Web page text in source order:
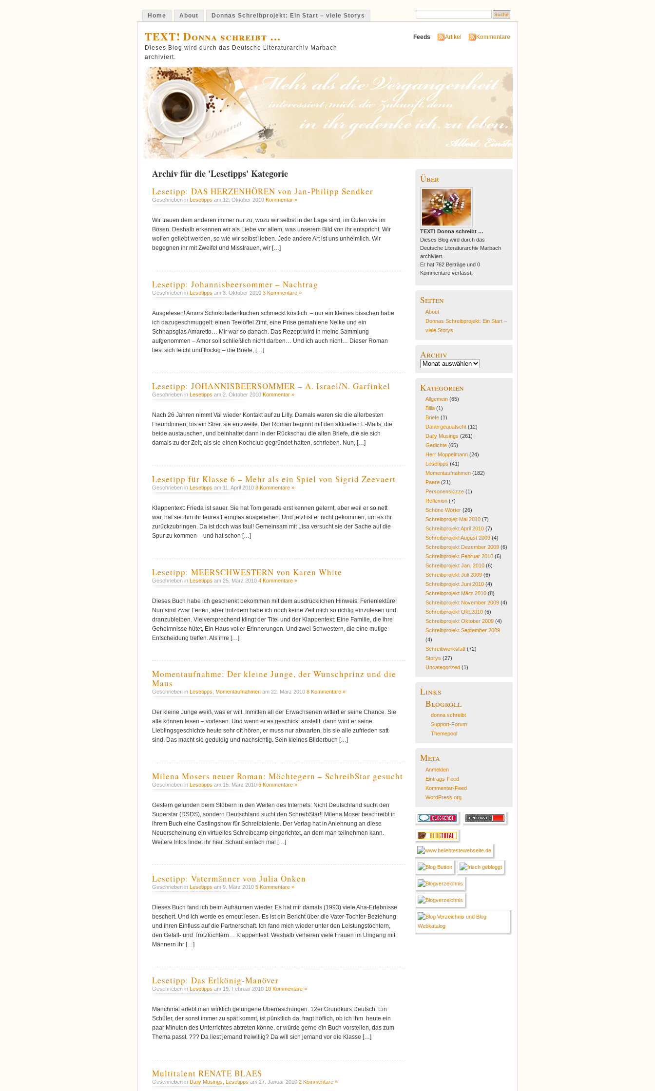
Home About Donnas Schreibprojekt: Ein Start – viele Storys
TEXT! Donna schreibt …
Dieses Blog wird durch das Deutsche Literaturarchiv Marbach
archiviert.
Feeds Artikel Kommentare
Archiv für die 'Lesetipps' Kategorie
Lesetipp: DAS HERZENHÖREN von Jan-Philipp Sendker
Geschrieben in Lesetipps am 12. Oktober 2010 Kommentar »
Wir trauen dem anderen immer nur zu, wozu wir selbst in der Lage sind, im Guten wie im
Bösen. Deshalb erkennen wir als Liebe vor allem, was unserem Bild von ihr entspricht. Wir
wollen geliebt werden, so wie wir selbst lieben. Jede andere Art ist uns unheimlich. Wir
begegnen ihr mit Zweifel und Misstrauen, wir […]
Lesetipp: Johannisbeersommer – Nachtrag
Geschrieben in Lesetipps am 3. Oktober 2010 3 Kommentare »
Ausgelesen! Amors Schokoladenkuchen schmeckt köstlich – nur ein kleines bisschen habe
ich dazugeschmuggelt: einen Teelöffel Zimt, eine Prise gemahlene Nelke und ein
Schnapsglas Amaretto… Mir war so danach. Das Rezept wird in meine Sammlung
aufgenommen – Amor soll schließlich nicht darben… Und ich auch nicht… Dieser Roman
liest sich leicht und flockig – die Briefe, […]
Lesetipp: JOHANNISBEERSOMMER – A. Israel/N. Garfinkel
Geschrieben in Lesetipps am 2. Oktober 2010 Kommentar »
Nach 26 Jahren nimmt Val wieder Kontakt auf zu Lilly. Damals waren sie die allerbesten
Freundinnen, bis ein Streit sie entzweite. Der Roman beginnt mit den aktuellen E-Mails, die
beide austauschen, und beinhaltet dann in der Rückschau die alten Briefe, die sie sich
damals zu der Zeit, als sie einen Kochclub gegründet hatten, schrieben. Nun, […]
Lesetipp für Klasse 6 – Mehr als ein Spiel von Sigrid Zeevaert
Geschrieben in Lesetipps am 11. April 2010 8 Kommentare »
Klappentext: Frieda ist sauer. Sie hat Tom gerade erst kennen gelernt, aber weil er so nett
war, hat sie ihm ihr teures Fernglas ausgeliehen. Und jetzt ist er nicht gekommen, um es ihr
zurückzubringen. Da ist doch was faul! Gemeinsam mit Lisa versucht sie der Sache auf die
Spur zu kommen – und hat schon […]
Lesetipp: MEERSCHWESTERN von Karen White
Geschrieben in Lesetipps am 25. März 2010 4 Kommentare »
Dieses Buch habe ich geschenkt bekommen mit dem ausdrücklichen Hinweis: Ferienlektüre!
Nun sind zwar Ferien, aber trotzdem habe ich noch keine Zeit mich so richtig einzulesen und
dranzubleiben. Vielversprechend klingt der Titel und der Klappentext: Eine Familie, die ihre
Geheimnisse hütet, Ein Haus voller Erinnerungen. Und zwei Schwestern, die eine mutige
Entscheidung treffen. Als ihre […]
Momentaufnahme: Der kleine Junge, der Wunschprinz und die
Maus
Geschrieben in Lesetipps Momentaufnahmen am 22. März 2010 8 Kommentare »
Der kleine Junge weiß, was er will. Inmitten all der Erwachsenen wittert er seine Chance. Sie
alle können lesen – vorlesen. Und wenn er es geschickt anstellt, dann wird er seine
Lieblingsgeschichte heute sehr oft hören, er muss nur abwarten, bis sie alle zufrieden satt
sind. Das macht sie geduldig und nachsichtig. Sein kleines Bilderbuch […]
Milena Mosers neuer Roman: Möchtegern – SchreibStar gesucht
Geschrieben in Lesetipps am 15. März 2010 6 Kommentare »
Gestern gefunden beim Stöbern in den Weiten des Internets: Nicht Deutschland sucht den
Superstar (DSDS), sondern Deutschland sucht den SchreibStar!! Milena Moser beschreibt in
ihrem Buch eine Castingshow für Schreibtalente. Der Verlag hat in Anlehnung an diese
Neuerscheinung ein virtuelles Schreibcamp eingerichtet, an dem man teilnehmen kann.
Weitere Infos findet ihr hier. Schaut einfach mal […]
Lesetipp: Vatermänner von Julia Onken
Geschrieben in Lesetipps am 9. März 2010 5 Kommentare »
Dieses Buch fand ich beim Aufräumen wieder. Es hat mir damals (1993) viele Aha-Erlebnisse
beschert. Und ich werde es erneut lesen. Es ist ein Bericht über die Vater-Tochter-Beziehung
und ihren Einfluss auf die Partnerschaft. Ich fand mich wieder unter den Leistungstöchtern,
den Gefall- und Trotztöchtern… Klappentext: Weshalb verlieren viele Frauen im Umgang mit
Männern ihr […]
Lesetipp: Das Erlkönig-Manöver
Geschrieben in Lesetipps am 19. Februar 2010 10 Kommentare »
Manchmal erlebt man wirklich gelungene Überraschungen. 12er Grundkurs Deutsch: Ein
Schüler, der sonst immer zu spät kommt, ist pünktlich da, fragt höflich, ob ich ihm heute ein
paar Minuten des Unterrichtes abtreten könne, er würde gerne ein Buch vorstellen, das zum
Thema passt. ??? Da liest jemand freiwillig? Da will sich jemand vor die Klasse […]
Multitalent RENATE BLAES
Geschrieben in Daily Musings Lesetipps am 27. Januar 2010 2 Kommentare »
Über
TEXT! Donna schreibt …
Dieses Blog wird durch das
Deutsche Literaturarchiv Marbach
archiviert..
Er hat 762 Beiträge und 0
Kommentare verfasst.
Seiten
About
Donnas Schreibprojekt: Ein Start –
viele Storys
Archiv
Archiv
Kategorien
Allgemein(65)
Billa(1)
Briefe(1)
Dahergequatscht(12)
Daily Musings (261)
Gedichte(65)
Herr Moppelmann(24)
Lesetipps (41)
Momentaufnahmen(182)
Paare(21)
Personenskizze(1)
Reflexion(7)
Schöne Wörter(26)
Schreibprojejt Mai 2010(7)
Schreibprojekt April 2010(7)
Schreibprojekt August 2009(4)
Schreibprojekt Dezember 2009(6)
Schreibprojekt Februar 2010(6)
Schreibprojekt Jan. 2010(6)
Schreibprojekt Juli 2009(6)
Schreibprojekt Juni 2010(4)
Schreibprojekt März 2010(8)
Schreibprojekt November 2009(4)
Schreibprojekt Okt.2010(6)
Schreibprojekt Oktober 2009(4)
Schreibprojekt September 2009
(4)
Schreibwerkstatt(72)
Storys (27)
Uncategorized (1)
Links
Blogroll
donna schreibt
Support-Forum
Themepool
Meta
Anmelden
Eintrags-Feed
Kommentar-Feed
WordPress.org